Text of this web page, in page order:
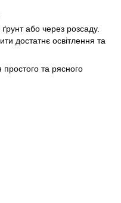
або через розсаду.
достатнє освітлення та
та рясного